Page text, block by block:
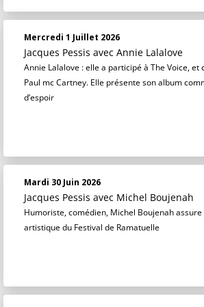
Mercredi 1 Juillet 2026
Jacques Pessis avec Annie Lalalove
Annie Lalalove : elle a participé à The Voice, et
Paul mc Cartney. Elle présente son album
d’espoir
Mardi 30 Juin 2026
Jacques Pessis avec Michel Boujenah
Humoriste, comédien, Michel Boujenah
artistique du Festival de Ramatuelle